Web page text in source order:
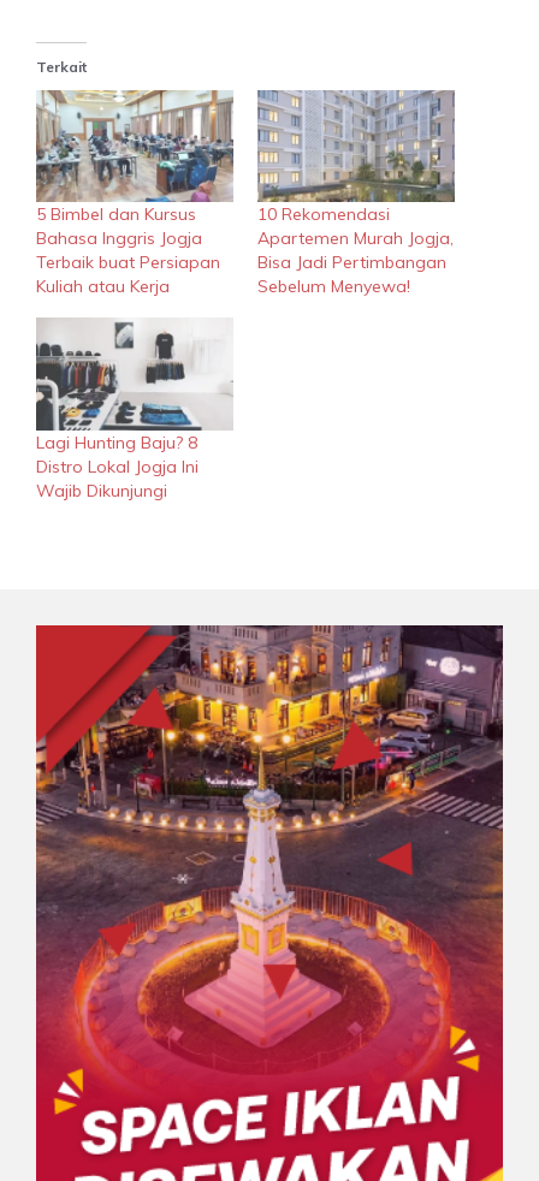
Terkait
5 Bimbel dan Kursus
Bahasa Inggris Jogja
Terbaik buat Persiapan
Kuliah atau Kerja
10 Rekomendasi
Apartemen Murah Jogja,
Bisa Jadi Pertimbangan
Sebelum Menyewa!
Lagi Hunting Baju? 8
Distro Lokal Jogja Ini
Wajib Dikunjungi